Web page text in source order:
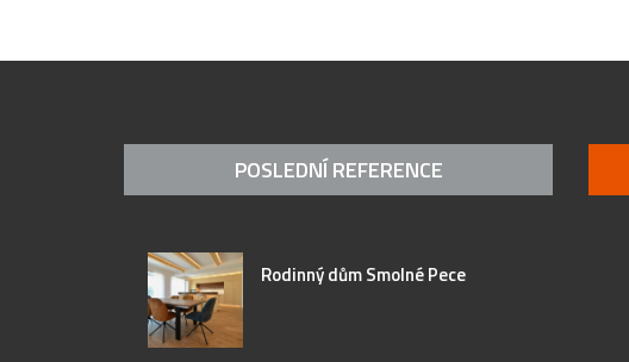
POSLEDNÍ REFERENCE
Rodinný dům Smolné Pece